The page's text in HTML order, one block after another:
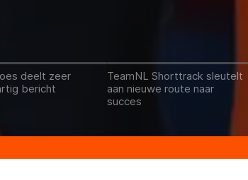
deelt zeer
bericht
TeamNL Shorttrack sleutelt
aan nieuwe route naar
succes